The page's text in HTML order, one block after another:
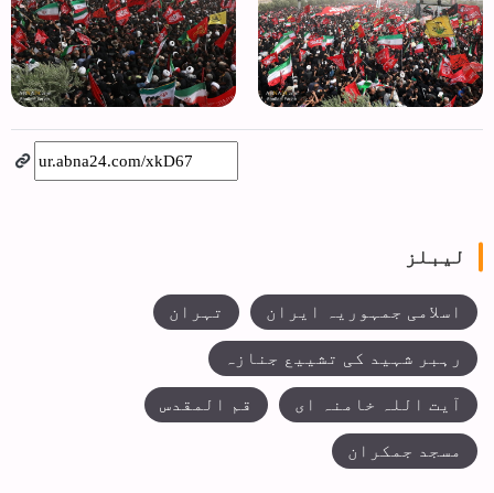
لیبلز
اسلامی جمہوریہ ایران تہران
رہبر شہید کی تشییع جنازہ
آیت اللہ خامنہ ای قم المقدس
مسجد جمکران